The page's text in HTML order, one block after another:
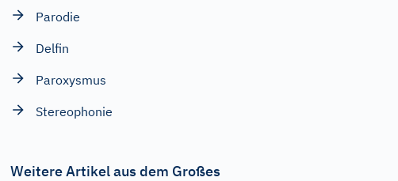
Parodie
Delfin
Paroxysmus
Stereophonie
Weitere Artikel aus dem Großes